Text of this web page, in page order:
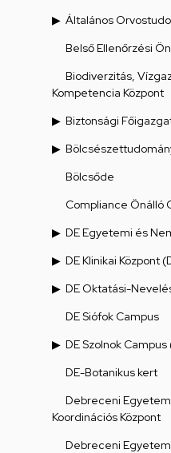
Általános
Belső Ellenőrzési
Biodiverzitás,
Kompetencia Központ
Biztonsági
Bölcsőde
Compliance Önálló
DE Egyetemi és
DE Klinikai Központ
DE Oktatási-
DE Siófok Campus
DE Szolnok Campus
DE-Botanikus kert
Debreceni
Koordinációs Központ
Debreceni Egyetem